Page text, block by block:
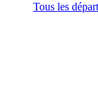
Tous les